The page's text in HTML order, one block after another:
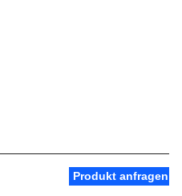
Produkt anfragen